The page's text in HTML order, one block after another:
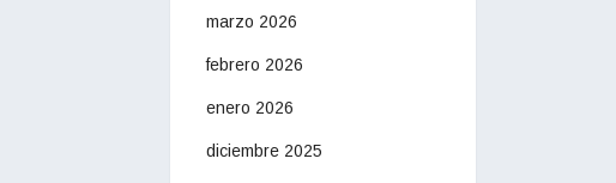
marzo 2026
febrero 2026
enero 2026
diciembre 2025